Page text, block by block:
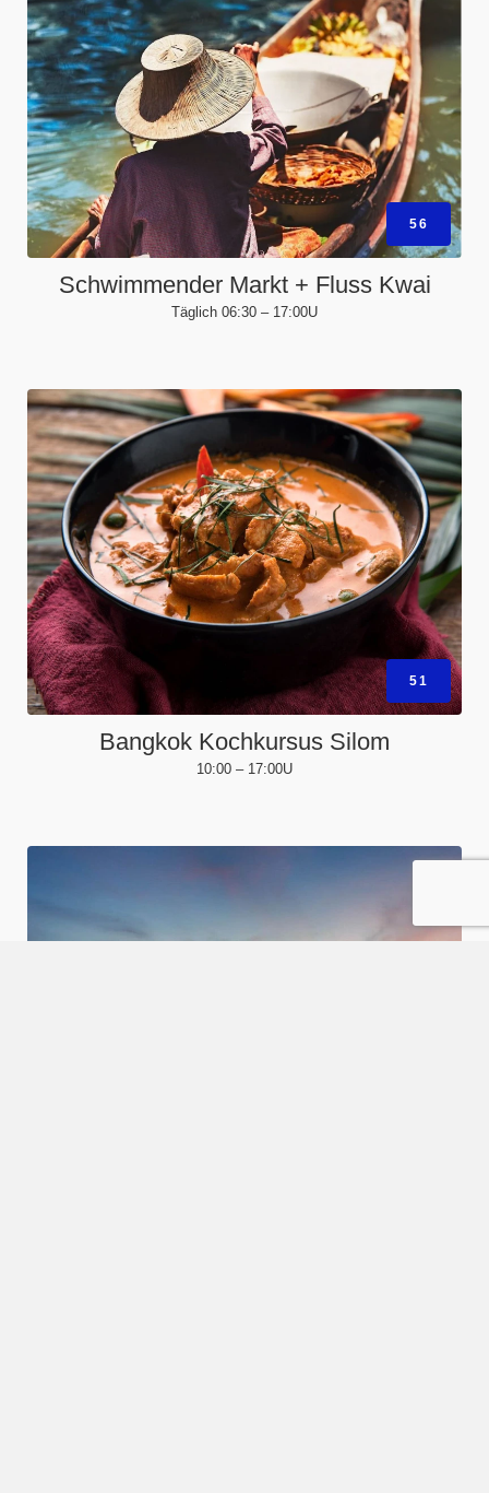
Schwimmender Markt + Fluss Kwai
Täglich 06:30 – 17:00U
56
Bangkok Kochkursus Silom
10:00 – 17:00U
51